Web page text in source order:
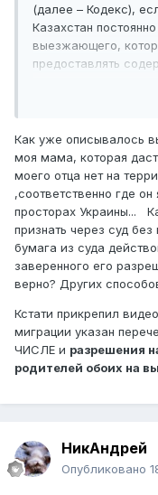
(далее – Кодекс),
Казахстан
выезжающего,
предоставлять
об определении
алиментов либо
имущества в счет
иным способом,
выезжающего
для выезда.
Как уже описывалось
моя мама, которая
моего отца нет на
,соответственно где
просторах Украины...
признать через суд
бумага из суда
заверенного его
верно? Других
Кстати прикрепил
миграции указан
ЧИСЛЕ и разрешения
родителей обоих на
НикАндрей
Опубликовано